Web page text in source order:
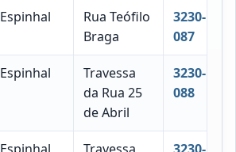
Espinhal
Rua Teófilo
Braga
3230-
087
Espinhal
Travessa
da Rua 25
de Abril
3230-
088